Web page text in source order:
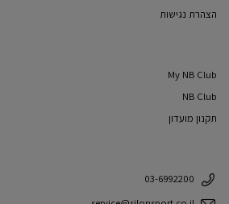
הצהרת נגישות
My NB Club
NB Club
תקנון מועדון
03-6992200